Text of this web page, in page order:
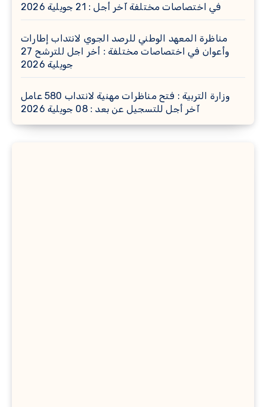
في اختصاصات مختلفة آخر أجل : 21 جويلية 2026
مناظرة المعهد الوطني للرصد الجوي لانتداب إطارات
وأعوان في اختصاصات مختلفة : أخر اجل للترشح 27
جويلية 2026
وزارة التربية : فتح مناظرات مهنية لانتداب 580 عامل
آخر أجل للتسجيل عن بعد : 08 جويلية 2026